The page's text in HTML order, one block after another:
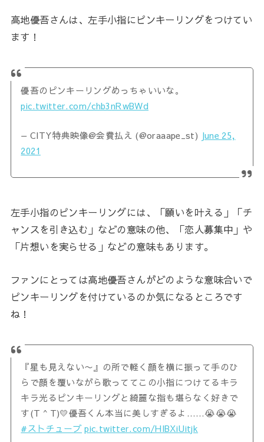
高地優吾さんは、左手小指にピンキーリングをつけてい
ます！
優吾のピンキーリングめっちゃいいな。
pic.twitter.com/chb3nRwBWd
— CITY特典映像@会費払え (@oraaape_st) June 25,
2021
左手小指のピンキーリングには、「願いを叶える」「チ
ャンスを引き込む」などの意味の他、「恋人募集中」や
「片想いを実らせる」などの意味もあります。
ファンにとっては高地優吾さんがどのような意味合いで
ピンキーリングを付けているのか気になるところです
ね！
『星も見えない〜』の所で軽く顔を横に振って手のひ
らで顔を覆いながら歌っててこの小指につけてるキラ
キラ光るピンキーリングと綺麗な指も堪らなく好きで
す(T ^ T)💛優吾くん本当に美しすぎるよ……😭😭😭
#ストチューブ pic.twitter.com/HlBXiUitjk